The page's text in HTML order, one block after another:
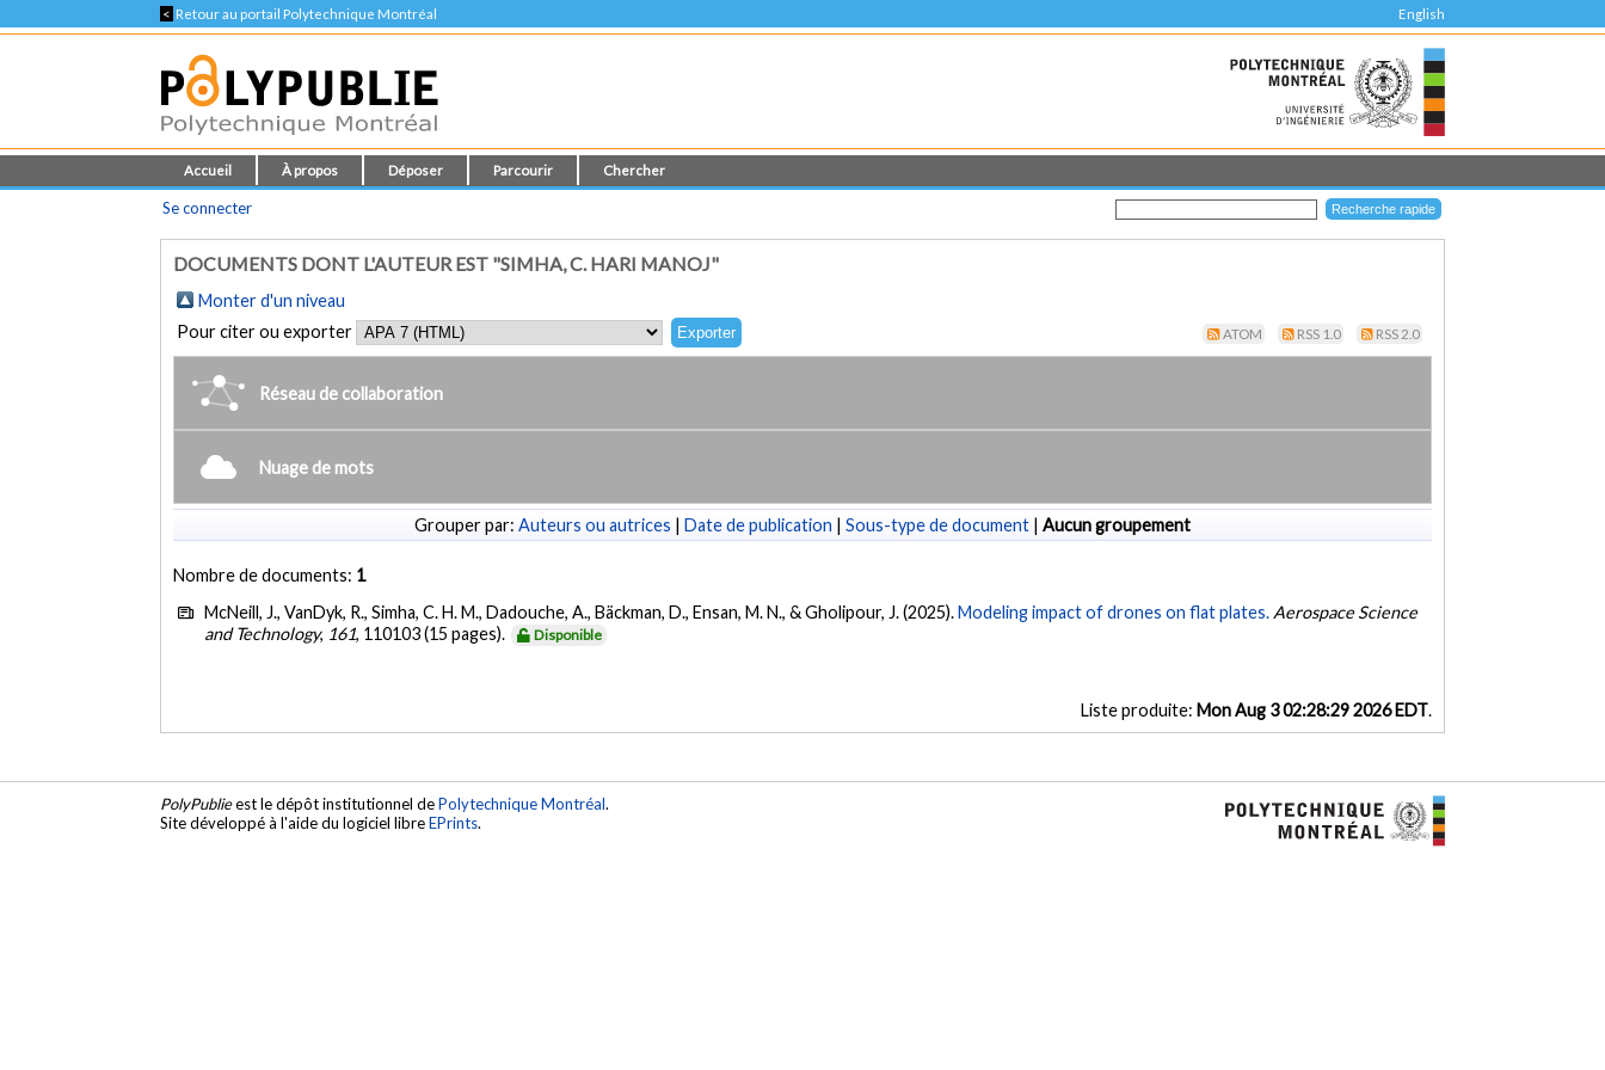
< Retour au portail Polytechnique Montréal English
Accueil À propos Déposer Parcourir Chercher
Se connecter
DOCUMENTS DONT L'AUTEUR EST "SIMHA, C. HARI MANOJ"
Monter d'un niveau
Pour citer ou exporter
ATOM RSS 1.0 RSS 2.0
Réseau de collaboration
Nuage de mots
Grouper par: Auteurs ou autrices | Date de publication | Sous-type de document | Aucun groupement
Nombre de documents: 1
McNeill, J., VanDyk, R., Simha, C. H. M., Dadouche, A., Bäckman, D., Ensan, M. N., & Gholipour, J. (2025).Modeling impact of drones on flat plates. Aerospace Science
and Technology, 161, 110103 (15 pages). Disponible
Liste produite: Mon Aug 3 02:28:29 2026 EDT.
PolyPublieest le dépôt institutionnel dePolytechnique Montréal.
Site développé à l'aide du logiciel libreEPrints.